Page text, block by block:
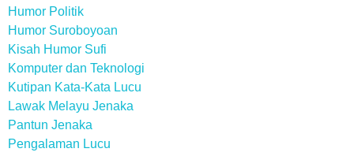
Humor Politik
Humor Suroboyoan
Kisah Humor Sufi
Komputer dan Teknologi
Kutipan Kata-Kata Lucu
Lawak Melayu Jenaka
Pantun Jenaka
Pengalaman Lucu